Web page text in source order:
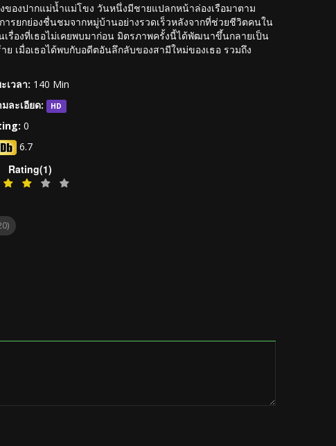
องปากแม่น้ำแม่โขง วันหนึ่งมีชายแปลกหน้าล่องเรือมาตาม
ารยกย่องชื่นชมจากหมู่บ้านอย่างรวดเร็วหลังจากที่ช่วยชีวิตคนใน
รื่องที่เธอไม่เคยพบมาก่อน มิตรภาพครั้งนี้ได้พัฒนาขึ้นกลายเป็น
เมื่อเธอได้พบกับอดีตอันลึกลับของสามีใหม่ของเธอ รวมถึง
เวลา: 140 Min
ละเอียด:
HD
0
6.7
Rating(1)